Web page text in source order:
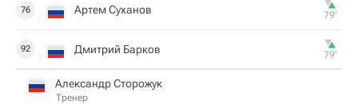
76 Артем Суханов 79‎’‎
92 Дмитрий Барков 79‎’‎
Александр Сторожук
Тренер